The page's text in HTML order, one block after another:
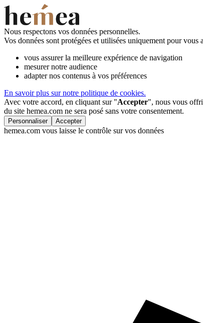
Nous respectons vos données personnelles.
Vos données sont protégées et utilisées uniquement pour
vous assurer la meilleure expérience de navigation
mesurer notre audience
adapter nos contenus à vos préférences
En savoir plus sur notre politique de cookies.
Avec votre accord, en cliquant sur "Accepter", nous vous
du site hemea.com ne sera posé sans votre consentement.
Personnaliser Accepter
hemea.com vous laisse le contrôle sur vos données